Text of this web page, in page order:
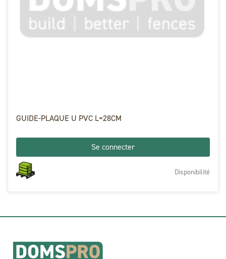
GUIDE-PLAQUE U PVC L=28CM
Se connecter
Disponibilité